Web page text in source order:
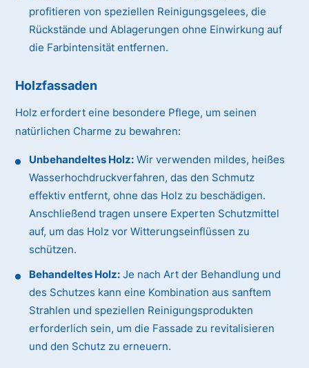
profitieren von speziellen Reinigungsgelees, die
Rückstände und Ablagerungen ohne Einwirkung auf
die Farbintensität entfernen.
Holzfassaden
Holz erfordert eine besondere Pflege, um seinen
natürlichen Charme zu bewahren:
Unbehandeltes Holz: Wir verwenden mildes, heißes
Wasserhochdruckverfahren, das den Schmutz
effektiv entfernt, ohne das Holz zu beschädigen.
Anschließend tragen unsere Experten Schutzmittel
auf, um das Holz vor Witterungseinflüssen zu
schützen.
Behandeltes Holz: Je nach Art der Behandlung und
des Schutzes kann eine Kombination aus sanftem
Strahlen und speziellen Reinigungsprodukten
erforderlich sein, um die Fassade zu revitalisieren
und den Schutz zu erneuern.